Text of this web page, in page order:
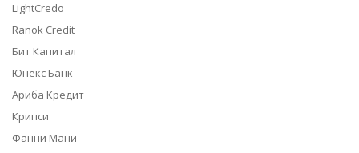
LightCredo
Ranok Credit
Бит Капитал
Юнекс Банк
Ариба Кредит
Крипси
Фанни Мани